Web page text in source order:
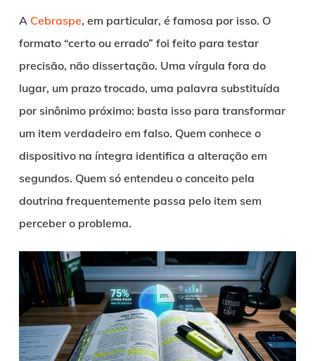
A Cebraspe, em particular, é famosa por isso. O
formato “certo ou errado” foi feito para testar
precisão, não dissertação. Uma vírgula fora do
lugar, um prazo trocado, uma palavra substituída
por sinônimo próximo: basta isso para transformar
um item verdadeiro em falso. Quem conhece o
dispositivo na íntegra identifica a alteração em
segundos. Quem só entendeu o conceito pela
doutrina frequentemente passa pelo item sem
perceber o problema.